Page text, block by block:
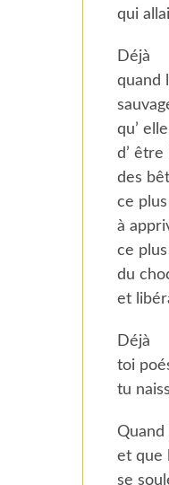
qui
Déjà
quand
qu’
d’
des
ce
à
ce
du
et
Déjà
toi
tu
et que
se